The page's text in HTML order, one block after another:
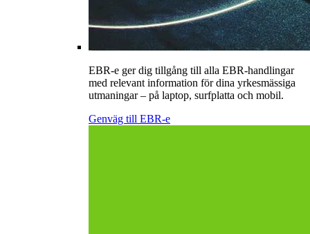
EBR-e ger dig tillgång till alla EBR-handlingar
med relevant information för dina yrkesmässiga
utmaningar – på laptop, surfplatta och mobil.
Genväg till EBR-e